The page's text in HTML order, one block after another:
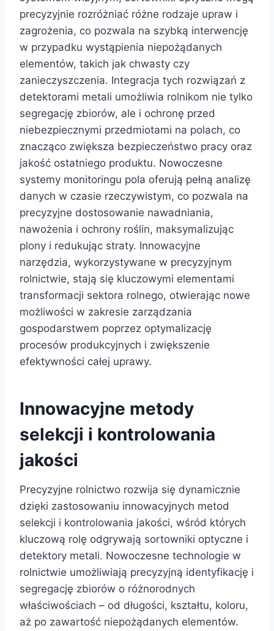
precyzyjnie rozróżniać różne rodzaje upraw i
zagrożenia, co pozwala na szybką interwencję
w przypadku wystąpienia niepożądanych
elementów, takich jak chwasty czy
zanieczyszczenia. Integracja tych rozwiązań z
detektorami metali umożliwia rolnikom nie tylko
segregację zbiorów, ale i ochronę przed
niebezpiecznymi przedmiotami na polach, co
znacząco zwiększa bezpieczeństwo pracy oraz
jakość ostatniego produktu. Nowoczesne
systemy monitoringu pola oferują pełną analizę
danych w czasie rzeczywistym, co pozwala na
precyzyjne dostosowanie nawadniania,
nawożenia i ochrony roślin, maksymalizując
plony i redukując straty. Innowacyjne
narzędzia, wykorzystywane w precyzyjnym
rolnictwie, stają się kluczowymi elementami
transformacji sektora rolnego, otwierając nowe
możliwości w zakresie zarządzania
gospodarstwem poprzez optymalizację
procesów produkcyjnych i zwiększenie
efektywności całej uprawy.
Innowacyjne metody
selekcji i kontrolowania
jakości
Precyzyjne rolnictwo rozwija się dynamicznie
dzięki zastosowaniu innowacyjnych metod
selekcji i kontrolowania jakości, wśród których
kluczową rolę odgrywają sortowniki optyczne i
detektory metali. Nowoczesne technologie w
rolnictwie umożliwiają precyzyjną identyfikację i
segregację zbiorów o różnorodnych
właściwościach – od długości, kształtu, koloru,
aż po zawartość niepożądanych elementów.